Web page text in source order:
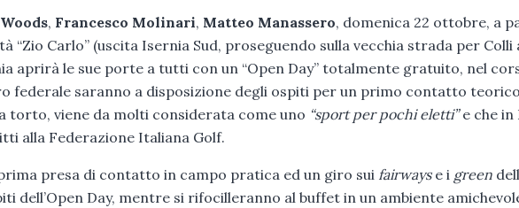
, Francesco Molinari, Matteo Manassero, domenica 22 ottobre, a
“Zio Carlo” (uscita Isernia Sud, proseguendo sulla vecchia strada per Colli
aprirà le sue porte a tutti con un “Open Day” totalmente gratuito, nel
federale saranno a disposizione degli ospiti per un primo contatto
torto, viene da molti considerata come uno “sport per pochi eletti”e che in
alla Federazione Italiana Golf.
presa di contatto in campo pratica ed un giro sui fairwayse i green
dell’Open Day, mentre si rifocilleranno al buffet in un ambiente